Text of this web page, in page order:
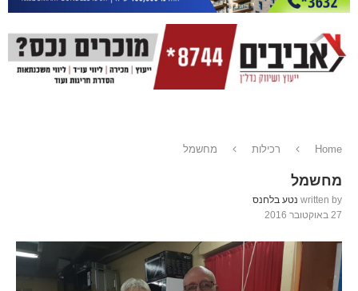
Home רכילות מחשמל
מחשמל
written by נטע בלחנס
27 באוקטובר 2016